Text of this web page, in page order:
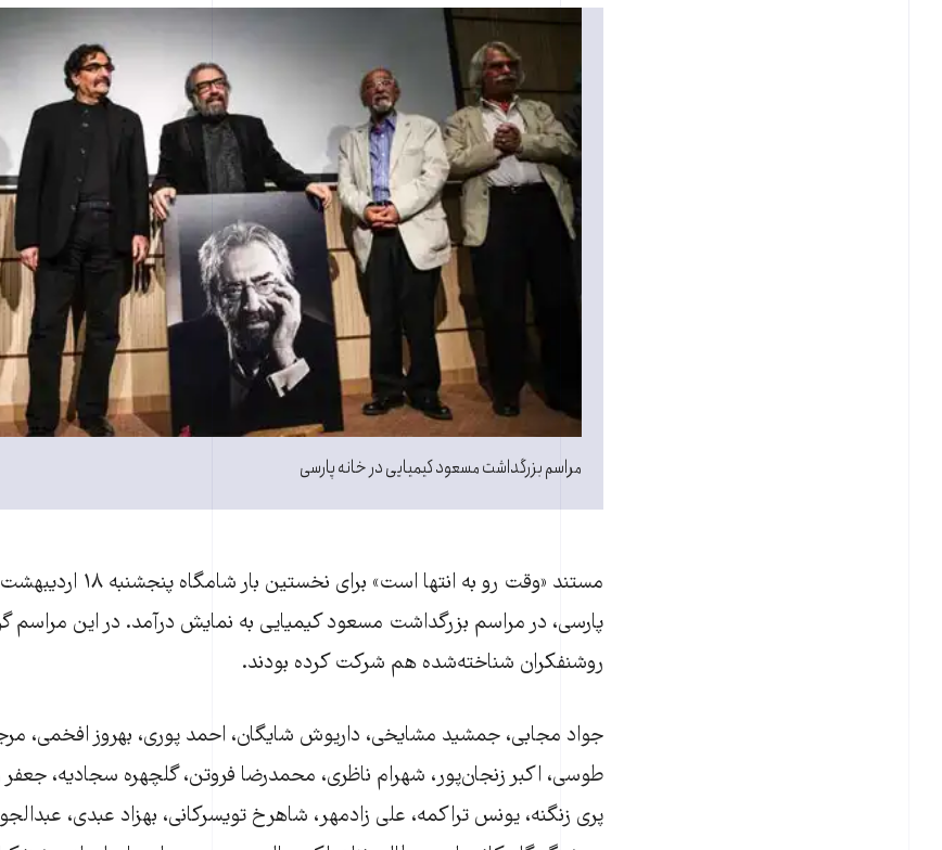
مراسم بزرگداشت مسعود کیمیایی در خانه پارسی
پارسی، در مراسم بزرگداشت مسعود کیمیایی به نمایش درآمد. در این مراسم
روشنفکران شناخته‌شده هم شرکت کرده بودند.
جواد مجابی، جمشید مشایخی، داریوش شایگان، احمد پوری، بهروز افخمی،
طوسی، اکبر زنجان‌پور، شهرام ناظری، محمدرضا فروتن، گلچهره سجادیه، جعفر
پری زنگنه، یونس تراکمه، علی زادمهر، شاهرخ تویسرکانی، بهزاد عبدی،